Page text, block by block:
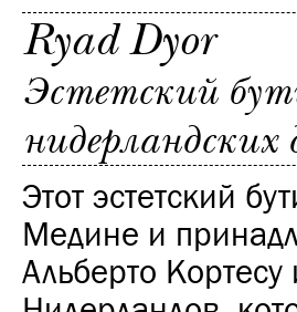
Ryad Dyor
Эстетский
нидерландских
Этот эстетский
Медине и
Альберто